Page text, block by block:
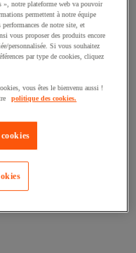
», notre plateforme web va pouvoir
permettent à notre équipe
de notre site, et
vous proposer des produits encore
personnalisée. Si vous souhaitez
par type de cookies, cliquez
vous êtes le bienvenu aussi !
politique des cookies.